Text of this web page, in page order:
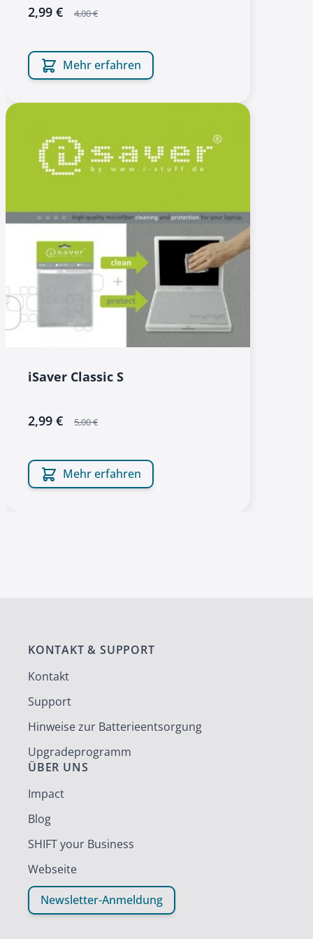
sonderangebot
2,99 € 4,00 €
Mehr erfahren
iSaver Classic S
sonderangebot
2,99 € 5,00 €
Mehr erfahren
KONTAKT & SUPPORT
Kontakt
Support
Hinweise zur Batterieentsorgung
Upgradeprogramm
ÜBER UNS
Impact
Blog
SHIFT your Business
Webseite
Newsletter-Anmeldung